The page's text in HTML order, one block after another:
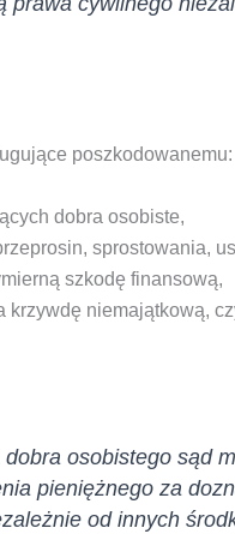
poszkodowanemu:
dobra osobiste,
sprostowania,
szkodę finansową,
krzywdę niemajątkową,
osobistego sąd
pieniężnego za
od innych